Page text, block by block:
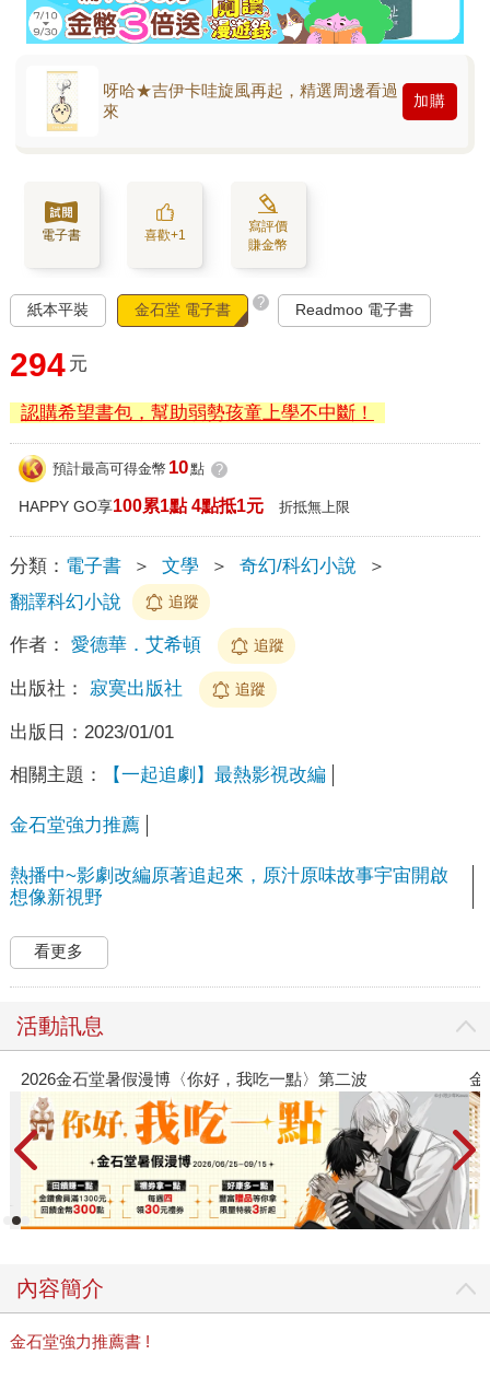
呀哈★吉伊卡哇旋風再起，精選周邊看過
來
加購
電子書 喜歡+1
寫評價
賺金幣
紙本平裝 金石堂 電子書 ? Readmoo 電子書
294 元
認購希望書包，幫助弱勢孩童上學不中斷！
預計最高可得金幣 10點 ?
HAPPY GO享100累1點 4點抵1元 折抵無上限
分類： 電子書 ＞ 文學 ＞ 奇幻/科幻小說
＞
翻譯科幻小說
追蹤
作者： 愛德華．艾希頓 追蹤
出版社： 寂寞出版社 追蹤
出版日： 2023/01/01
相關主題： 【一起追劇】最熱影視改編
金石堂強力推薦
熱播中~影劇改編原著追起來，原汁原味故事宇宙開啟
想像新視野
看更多
活動訊息
金石堂2026海外優惠：電子書
內容簡介
金石堂強力推薦書 !